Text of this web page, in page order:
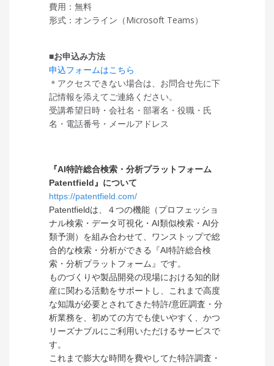
費用：無料
形式：オンライン（Microsoft Teams）
■お申込み方法
申込フォームはこちら
＊アクセスできない場合は、お問合せ先に下
記情報を添えてご連絡ください。
受講希望日時・会社名・部署名・役職・氏
名・電話番号・メールアドレス
『AI特許総合検索・分析プラットフォーム
Patentfield』について
https://patentfield.com/
Patentfieldは、４つの機能（プロフェッショ
ナル検索・データ可視化・AI類似検索・AI分
類予測）を組み合わせて、ワンストップで総
合的な検索・分析ができる『AI特許総合検
索・分析プラットフォーム』です。
ものづくりや製品開発の現場における知的財
産に関わる活動をサポートし、これまで高度
な知識が必要とされてきた特許/意匠調査・分
析業務を、初めての方でも使いやすく、かつ
リーズナブルにご利用いただけるサービスで
す。
これまで膨大な時間を費やしてた特許調査・